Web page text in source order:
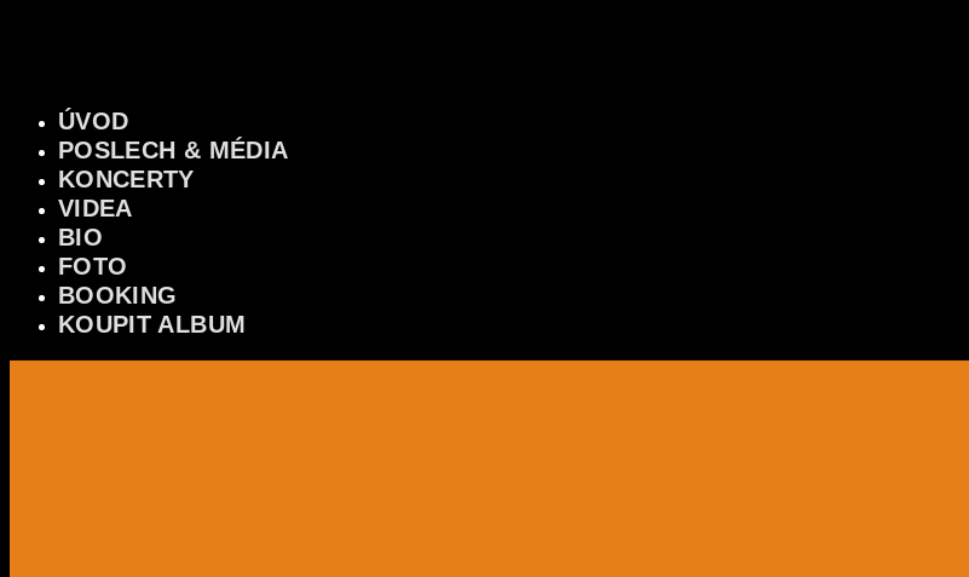
ÚVOD
POSLECH & MÉDIA
KONCERTY
VIDEA
BIO
FOTO
BOOKING
KOUPIT ALBUM